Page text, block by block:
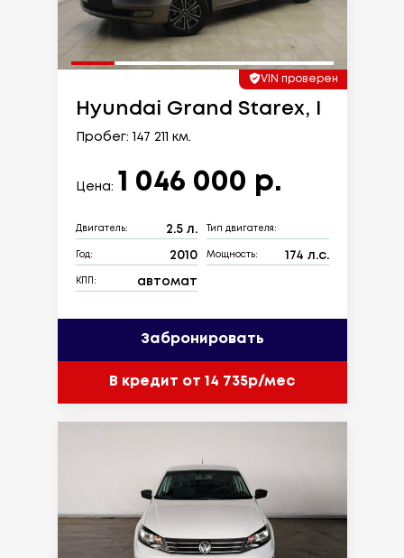
VIN проверен
Hyundai Grand Starex, I
Пробег: 147 211 км.
Цена: 1 046 000 р.
Двигатель: 2.5 л. Тип двигателя:
Год: 2010 Мощность: 174 л.с.
КПП: автомат
Забронировать
В кредит от 14 735р/мес